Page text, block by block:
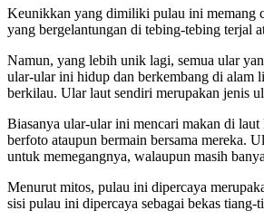
Keunikkan yang dimiliki pulau ini memang
yang bergelantungan di tebing-tebing terjal
Namun, yang lebih unik lagi, semua ular
ular-ular ini hidup dan berkembang di alam
berkilau. Ular laut sendiri merupakan jenis
Biasanya ular-ular ini mencari makan di
berfoto ataupun bermain bersama mereka.
untuk memegangnya, walaupun masih
Menurut mitos, pulau ini dipercaya
sisi pulau ini dipercaya sebagai bekas tiang-